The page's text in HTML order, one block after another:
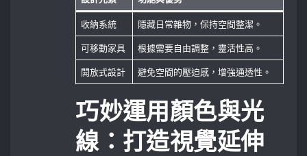
收納系統
隱藏日常雜物，保持空間整潔。
可移動家具
根據需要自由調整，靈活性高。
開放式設計
避免空間的壓迫感，增強通透性。
巧妙運用顏色與光
線：打造視覺延伸